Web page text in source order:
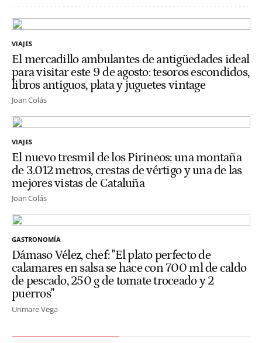
VIAJES
El mercadillo ambulantes de antigüedades ideal
para visitar este 9 de agosto: tesoros escondidos,
libros antiguos, plata y juguetes vintage
Joan Colás
VIAJES
El nuevo tresmil de los Pirineos: una montaña
de 3.012 metros, crestas de vértigo y una de las
mejores vistas de Cataluña
Joan Colás
GASTRONOMÍA
Dámaso Vélez, chef: "El plato perfecto de
calamares en salsa se hace con 700 ml de caldo
de pescado, 250 g de tomate troceado y 2
puerros"
Urimare Vega